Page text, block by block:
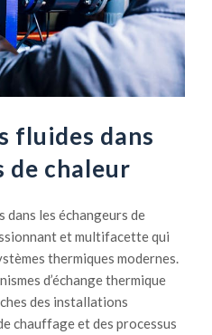
fluides dans
de chaleur
dans les échangeurs de
et multifacette qui
thermiques modernes.
d’échange thermique
des installations
chauffage et des processus